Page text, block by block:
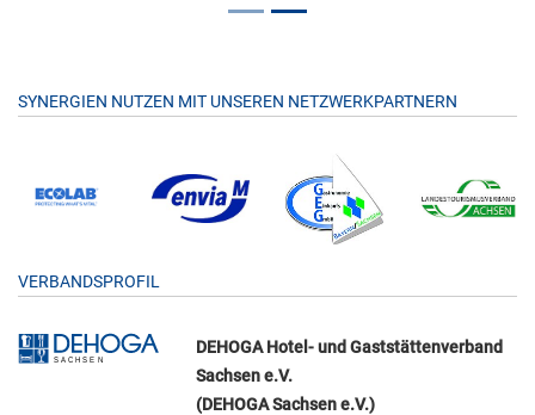
SYNERGIEN NUTZEN MIT UNSEREN NETZWERKPARTNERN
VERBANDSPROFIL
DEHOGA Hotel- und Gaststättenverband
Sachsen e.V.
(DEHOGA Sachsen e.V.)